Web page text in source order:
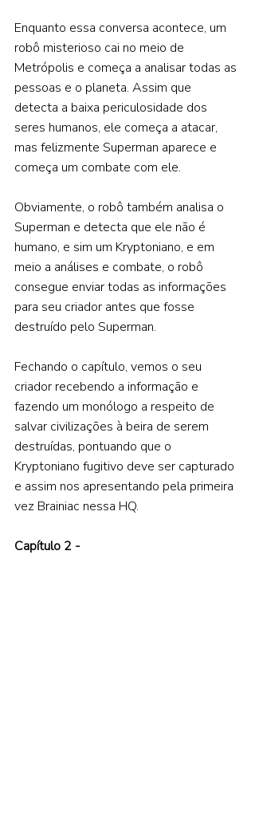
Enquanto essa conversa acontece, um
robô misterioso cai no meio de
Metrópolis e começa a analisar todas as
pessoas e o planeta. Assim que
detecta a baixa periculosidade dos
seres humanos, ele começa a atacar,
mas felizmente Superman aparece e
começa um combate com ele.
Obviamente, o robô também analisa o
Superman e detecta que ele não é
humano, e sim um Kryptoniano, e em
meio a análises e combate, o robô
consegue enviar todas as informações
para seu criador antes que fosse
destruído pelo Superman.
Fechando o capítulo, vemos o seu
criador recebendo a informação e
fazendo um monólogo a respeito de
salvar civilizações à beira de serem
destruídas, pontuando que o
Kryptoniano fugitivo deve ser capturado
e assim nos apresentando pela primeira
vez Brainiac nessa HQ.
Capítulo 2 -